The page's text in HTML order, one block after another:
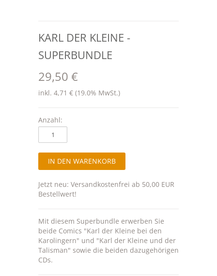
KARL DER KLEINE -
SUPERBUNDLE
29,50 €
inkl. 4,71 € (19.0% MwSt.)
Anzahl:
Jetzt neu: Versandkostenfrei ab 50,00 EUR
Bestellwert!
Mit diesem Superbundle erwerben Sie
beide Comics "Karl der Kleine bei den
Karolingern" und "Karl der Kleine und der
Talisman" sowie die beiden dazugehörigen
CDs.